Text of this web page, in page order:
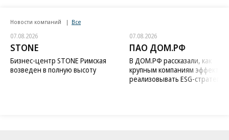
Новости компаний Все
07.08.2026
STONE
Бизнес-центр STONE Римская
возведен в полную высоту
07.08.2026
ПАО ДОМ.РФ
В ДОМ.РФ рассказали, как
крупным компаниям
реализовывать ESG-стратегию